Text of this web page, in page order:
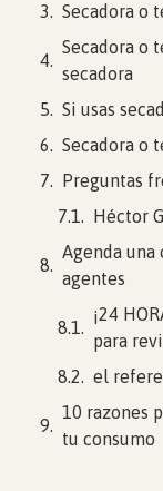
Secadora o
Secadora o
secadora
Si usas
Secadora o
Preguntas
Héctor
Agenda una
agentes
¡24
para
el
10 razones
tu consumo